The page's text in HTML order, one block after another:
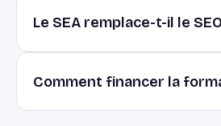
Le SEA remplace-t-il le
Non, les deux sont
Comment financer la